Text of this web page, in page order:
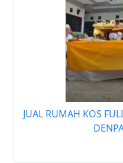
JUAL RUMAH KOS